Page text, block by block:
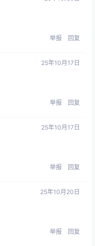
举报 回复
25年10月17日
举报 回复
25年10月17日
举报 回复
25年10月20日
举报 回复